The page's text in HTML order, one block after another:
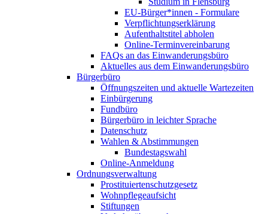
EU-Bürger*innen - Formulare
Verpflichtungserklärung
Aufenthaltstitel abholen
Online-Terminvereinbarung
FAQs an das Einwanderungsbüro
Aktuelles aus dem Einwanderungsbüro
Bürgerbüro
Öffnungszeiten und aktuelle Wartezeiten
Einbürgerung
Fundbüro
Bürgerbüro in leichter Sprache
Datenschutz
Wahlen & Abstimmungen
Bundestagswahl
Online-Anmeldung
Ordnungsverwaltung
Prostituiertenschutzgesetz
Wohnpflegeaufsicht
Stiftungen